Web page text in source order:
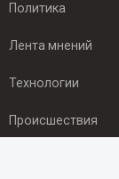
Политика
Лента мнений
Технологии
Происшествия